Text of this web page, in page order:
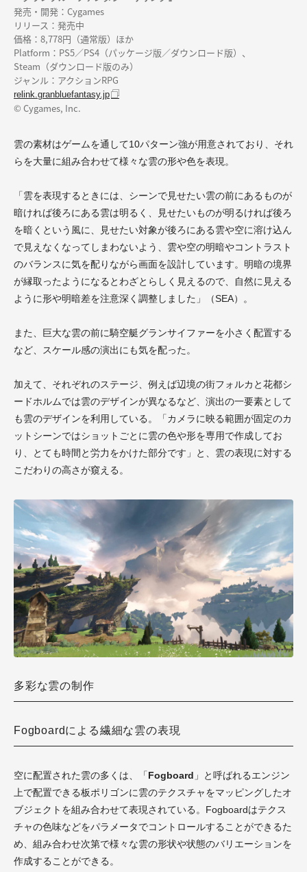
発売・開発：Cygames
リリース：発売中
価格：8,778円（通常版）ほか
Platform：PS5／PS4（パッケージ版／ダウンロード版）、
Steam（ダウンロード版のみ）
ジャンル：アクションRPG
relink.granbluefantasy.jp
© Cygames, Inc.
雲の素材はゲームを通して10パターン強が用意されており、それ
らを大量に組み合わせて様々な雲の形や色を表現。
「雲を表現するときには、シーンで見せたい雲の前にあるものが
暗ければ後ろにある雲は明るく、見せたいものが明るければ後ろ
を暗くという風に、見せたい対象が後ろにある雲や空に溶け込ん
で見えなくなってしまわないよう、雲や空の明暗やコントラスト
のバランスに気を配りながら画面を設計しています。明暗の境界
が縁取ったようになるとわざとらしく見えるので、自然に見える
ように形や明暗差を注意深く調整しました」（SEA）。
また、巨大な雲の前に騎空艇グランサイファーを小さく配置する
など、スケール感の演出にも気を配った。
加えて、それぞれのステージ、例えば辺境の街フォルカと花都シ
ードホルムでは雲のデザインが異なるなど、演出の一要素として
も雲のデザインを利用している。「カメラに映る範囲が固定のカ
ットシーンではショットごとに雲の色や形を専用で作成してお
り、とても時間と労力をかけた部分です」と、雲の表現に対する
こだわりの高さが窺える。
多彩な雲の制作
Fogboardによる繊細な雲の表現
空に配置された雲の多くは、「Fogboard 」と呼ばれるエンジン
上で配置できる板ポリゴンに雲のテクスチャをマッピングしたオ
ブジェクトを組み合わせて表現されている。Fogboardはテクス
チャの色味などをパラメータでコントロールすることができるた
め、組み合わせ次第で様々な雲の形状や状態のバリエーションを
作成することができる。